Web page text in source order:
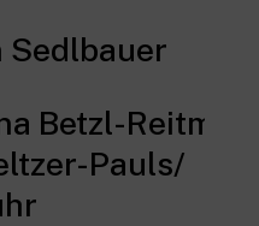
Sedlbauer
Betzl-
Pauls/